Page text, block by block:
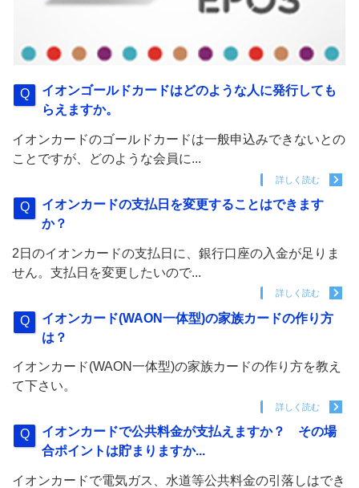
イオンゴールドカードはどのような人に発行しても
らえますか。
イオンカードのゴールドカードは一般申込みできないとの
ことですが、どのような会員に...
詳しく読む
イオンカードの支払日を変更することはできます
か？
2日のイオンカードの支払日に、銀行口座の入金が足りま
せん。支払日を変更したいので...
詳しく読む
イオンカード(WAON一体型)の家族カードの作り方
は？
イオンカード(WAON一体型)の家族カードの作り方を教え
て下さい。
詳しく読む
イオンカードで公共料金が支払えますか？ その場
合ポイントは貯まりますか...
イオンカードで電気ガス、水道等公共料金の引落しはでき